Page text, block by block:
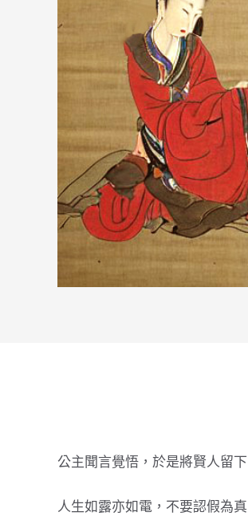
公主聞言覺悟，於是將賢人留
人生如露亦如電，不要認假為